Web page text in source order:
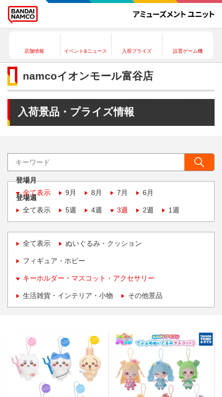
店舗情報 イベント&ニュース 入荷プライズ 設置ゲーム機
namcoイオンモール富谷店
入荷景品・プライズ情報
登場月
全て表示
9月 8月 7月 6月
登場週
全て表示
5週 4週 3週 2週 1週
全て表示 ぬいぐるみ・クッション
フィギュア・ホビー
キーホルダー・マスコット・アクセサリー
生活雑貨・インテリア・小物 その他景品